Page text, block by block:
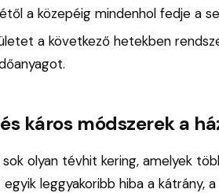
a közepéig mindenhol fedje a
a következő hetekben
káros módszerek a
olyan tévhit kering, amelyek
leggyakoribb hiba a kátrány,